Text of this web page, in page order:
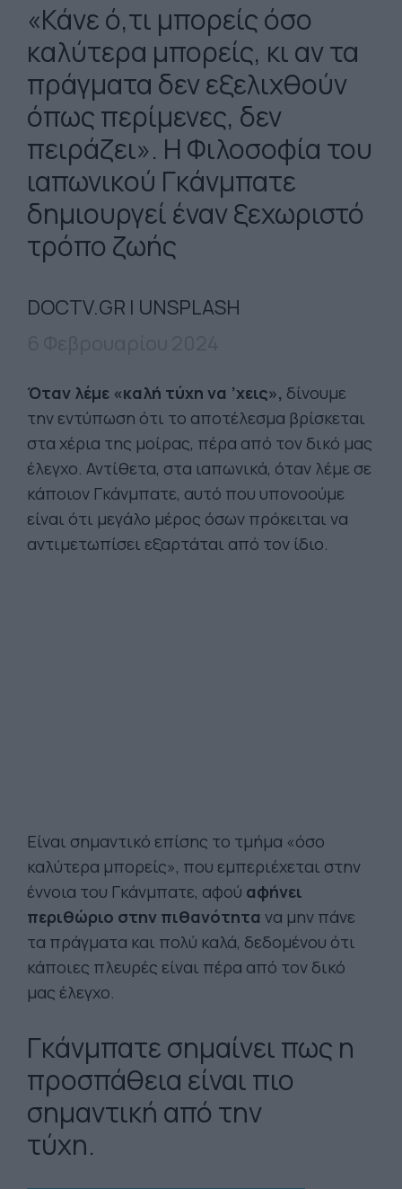
«Κάνε ό,τι μπορείς όσο
καλύτερα μπορείς, κι αν τα
πράγματα δεν εξελιχθούν
όπως περίμενες, δεν
πειράζει». Η Φιλοσοφία του
ιαπωνικού Γκάνμπατε
δημιουργεί έναν ξεχωριστό
τρόπο ζωής
DOCTV.GR | UNSPLASH
Όταν λέμε «καλή τύχη να ’χεις», δίνουμε
την εντύπωση ότι το αποτέλεσμα βρίσκεται
στα χέρια της μοίρας, πέρα από τον δικό μας
έλεγχο. Αντίθετα, στα ιαπωνικά, όταν λέμε σε
κάποιον Γκάνμπατε, αυτό που υπονοούμε
είναι ότι μεγάλο μέρος όσων πρόκειται να
αντιμετωπίσει εξαρτάται από τον ίδιο.
Είναι σημαντικό επίσης το τμήμα «όσο
καλύτερα μπορείς», που εμπεριέχεται στην
έννοια του Γκάνμπατε, αφού αφήνει
περιθώριο στην πιθανότητα να μην πάνε
τα πράγματα και πολύ καλά, δεδομένου ότι
κάποιες πλευρές είναι πέρα από τον δικό
μας έλεγχο.
Γκάνμπατε σημαίνει πως η
προσπάθεια είναι πιο
σημαντική από την
τύχη.